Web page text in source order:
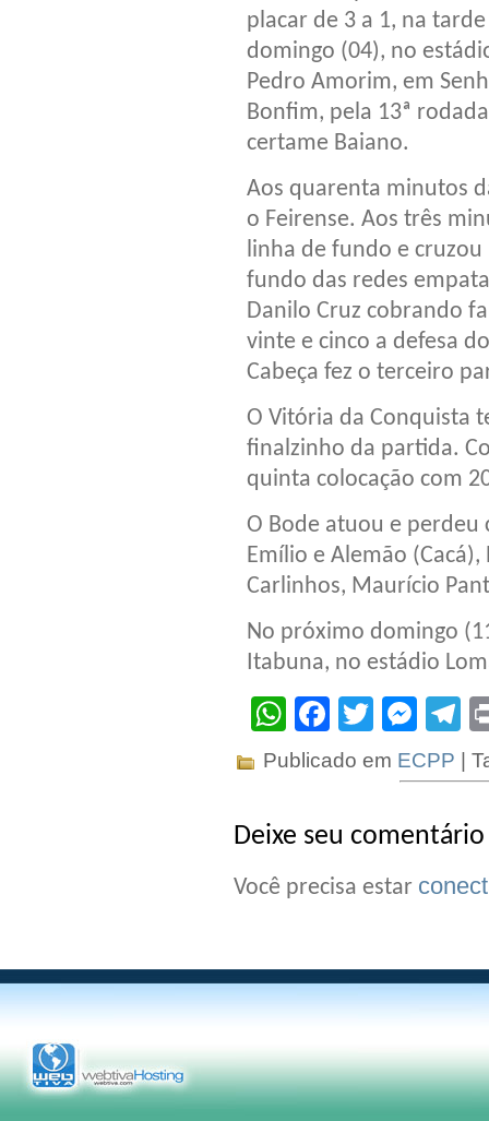
placar de 3 a 1, na
domingo (04), no
Pedro Amorim, em
Bonfim, pela 13ª
certame Baiano.
Aos quarenta minutos
o Feirense. Aos três
linha de fundo e
fundo das redes
Danilo Cruz cobrando
vinte e cinco a defesa
Cabeça fez o terceiro
O Vitória da Conquista
finalzinho da partida.
quinta colocação com
O Bode atuou e perdeu
Emílio e Alemão
Carlinhos, Maurício
No próximo domingo
Itabuna, no estádio
WhatsApp
Facebook
Twitter
Publicado em ECPP |
Deixe seu comentário
Você precisa estar